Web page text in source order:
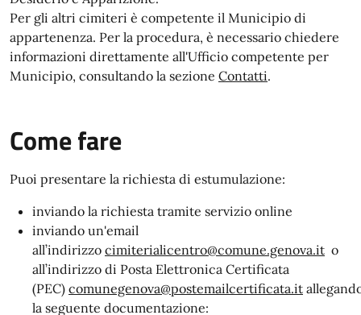
Per gli altri cimiteri è competente il Municipio di
appartenenza. Per la procedura, è necessario chiedere
informazioni direttamente all'Ufficio competente per
Municipio, consultando la sezione Contatti.
Come fare
Puoi presentare la richiesta di estumulazione:
inviando la richiesta tramite servizio online
inviando un'email
all’indirizzo cimiterialicentro@comune.genova.it o
all’indirizzo di Posta Elettronica Certificata
(PEC) comunegenova@postemailcertificata.it
la seguente documentazione: